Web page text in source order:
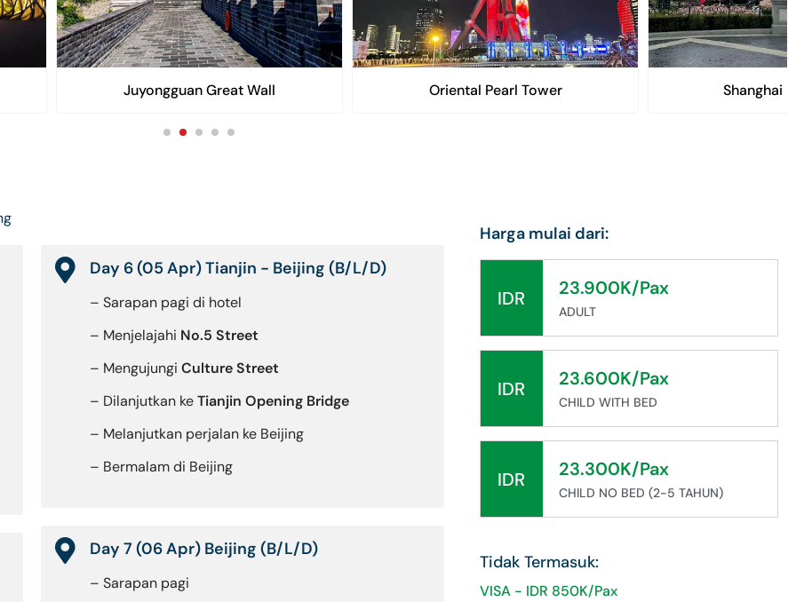
Juyongguan Great Wall Oriental Pearl Tower Shanghai
Day 6 (05 Apr) Tianjin - Beijing (B/L/D)
– Sarapan pagi di hotel
– Menjelajahi No.5 Street
– Mengujungi Culture Street
– Dilanjutkan keTianjin Opening Bridge
– Melanjutkan perjalan ke Beijing
– Bermalam di Beijing
Day 7 (06 Apr) Beijing (B/L/D)
– Sarapan pagi
Harga mulai dari:
IDR 23.900K/Pax
ADULT
IDR 23.600K/Pax
CHILD WITH BED
IDR 23.300K/Pax
CHILD NO BED (2-5 TAHUN)
Tidak Termasuk:
VISA - IDR 850K/Pax